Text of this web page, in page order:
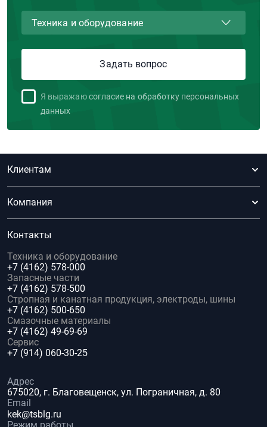
Я выражаю согласие на обработку персональных
данных
Клиентам
Компания
Контакты
Техника и оборудование
+7 (4162) 578-000
Запасные части
+7 (4162) 578-500
Стропная и канатная продукция, электроды, шины
+7 (4162) 500-650
Смазочные материалы
+7 (4162) 49-69-69
Сервис
+7 (914) 060-30-25
Адрес
675020, г. Благовещенск, ул. Пограничная, д. 80
Email
kek@tsblg.ru